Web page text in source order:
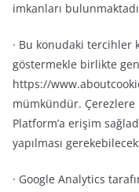
imkanları
· Bu konudaki tercihler
göstermekle birlikte
https://
mümkündür.
Platform’a erişim
yapılması
· Google Analytics